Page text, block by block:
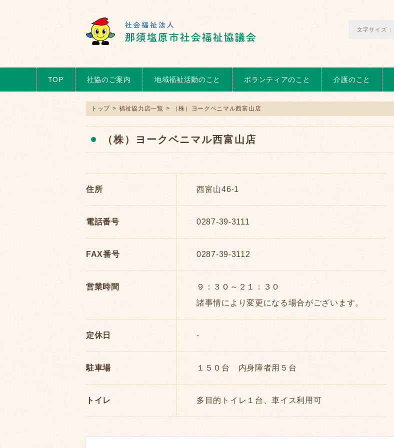
文字サイズ：
TOP 社協のご案内 地域福祉活動のこと ボランティアのこと 介護のこと
トップ > 福祉協力店一覧 > （株）ヨークベニマル西富山店
（株）ヨークベニマル西富山店
住所 西富山46-1
電話番号 0287-39-3111
FAX番号 0287-39-3112
営業時間
９：３０～２１：３０
諸事情により変更になる場合がございます。
定休日 -
駐車場 １５０台 内身障者用５台
トイレ 多目的トイレ１台、車イス利用可